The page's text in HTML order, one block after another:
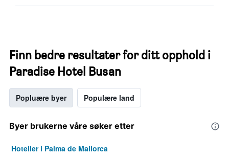
Finn bedre resultater for ditt opphold i
Paradise Hotel Busan
Popluære byer Populære land
Byer brukerne våre søker etter
Hoteller i Palma de Mallorca